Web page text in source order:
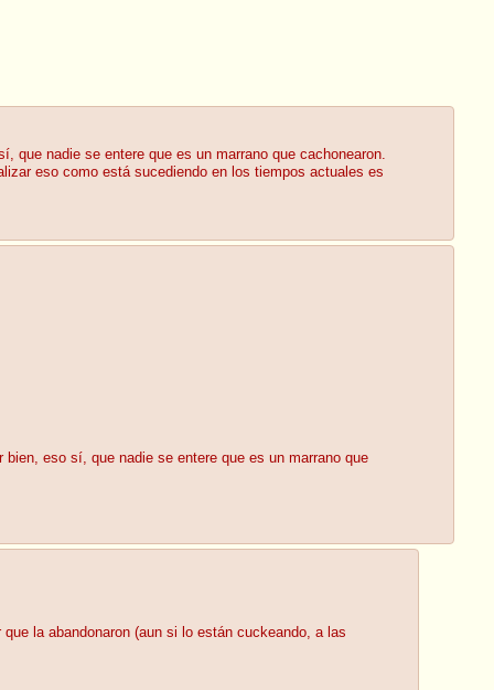
que nadie se entere que es un marrano que cachonearon.
eso como está sucediendo en los tiempos actuales es
eso sí, que nadie se entere que es un marrano que
la abandonaron (aun si lo están cuckeando, a las